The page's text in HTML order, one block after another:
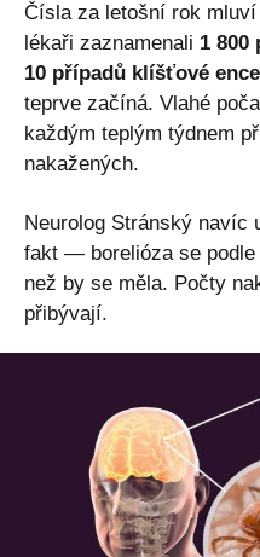
Čísla za letošní rok
lékaři zaznamenali 1 800
10 případů klíšťové
teprve začíná. Vlahé
každým teplým týdnem
nakažených.
Neurolog Stránský navíc
fakt — borelióza se
než by se měla. Počty
přibývají.